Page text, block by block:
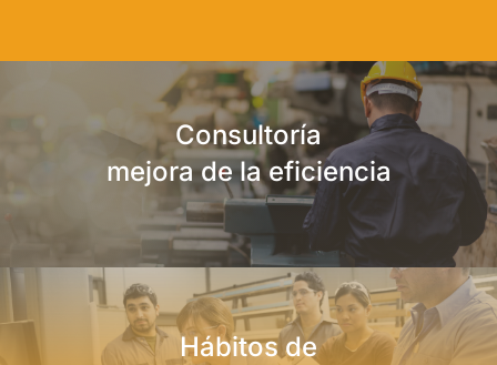
Consultoría
mejora de la eficiencia
Hábitos de